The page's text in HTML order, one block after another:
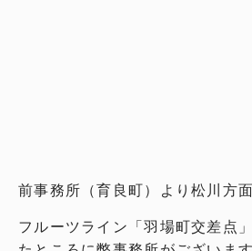
前事務所（育良町）より松川方
フルーツライン「羽場町交差点